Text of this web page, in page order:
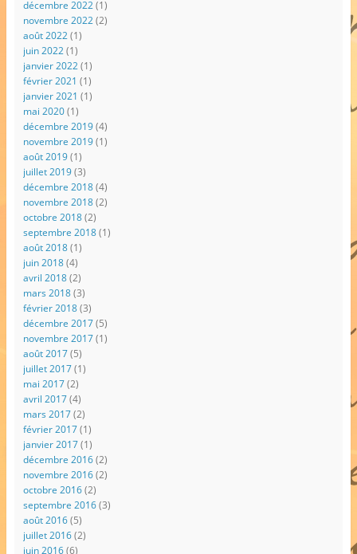
décembre 2022(1)
novembre 2022(2)
août 2022(1)
juin 2022(1)
janvier 2022(1)
février 2021 (1)
janvier 2021 (1)
mai 2020(1)
décembre 2019(4)
novembre 2019(1)
août 2019(1)
juillet 2019(3)
décembre 2018(4)
novembre 2018(2)
octobre 2018(2)
septembre 2018(1)
août 2018(1)
juin 2018(4)
avril 2018(2)
mars 2018(3)
février 2018(3)
décembre 2017(5)
novembre 2017(1)
août 2017(5)
juillet 2017(1)
mai 2017(2)
avril 2017(4)
mars 2017(2)
février 2017(1)
janvier 2017(1)
décembre 2016(2)
novembre 2016(2)
octobre 2016(2)
septembre 2016(3)
août 2016(5)
juillet 2016(2)
juin 2016(6)